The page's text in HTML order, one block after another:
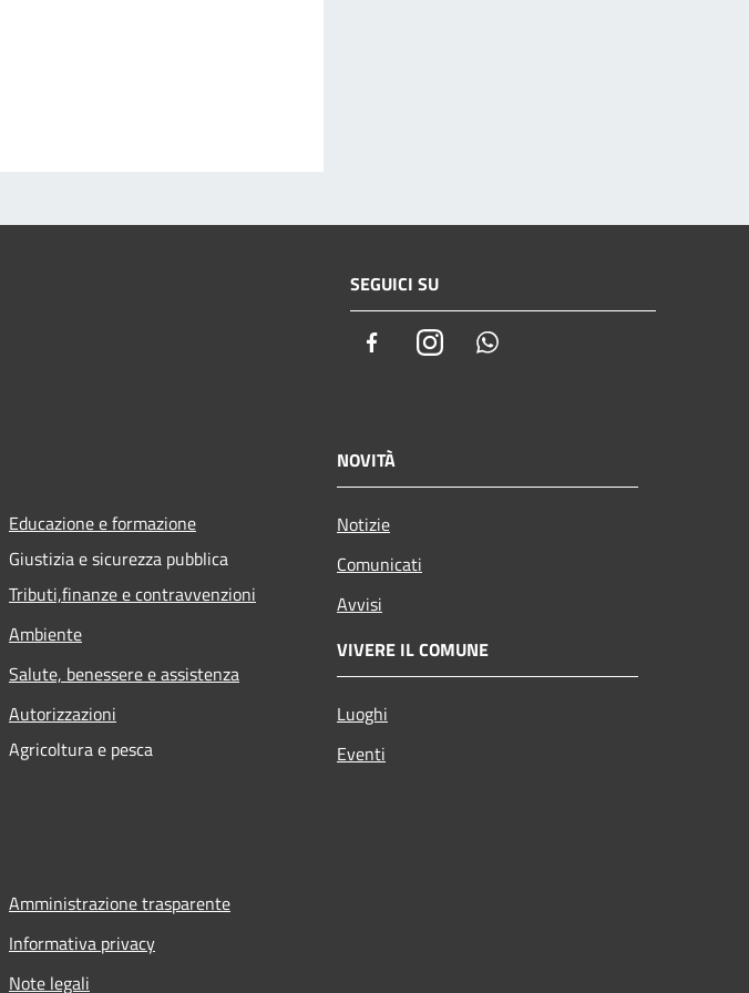
SEGUICI SU
FacebookInstagram
Educazione e formazione
Giustizia e sicurezza pubblica
Tributi,finanze e contravvenzioni
Ambiente
Salute, benessere e assistenza
Autorizzazioni
Agricoltura e pesca
NOVITÀ
Notizie
Comunicati
Avvisi
VIVERE IL COMUNE
Luoghi
Eventi
Amministrazione trasparente
Informativa privacy
Note legali